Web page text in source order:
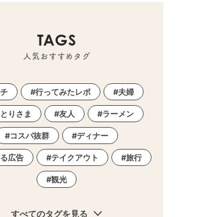
TAGS
人気おすすめタグ
行ってみたレポ 夫婦
りさま 友人 ラーメン
コスパ抜群 ディナー
広告 テイクアウト 旅行
観光
すべてのタグを見る